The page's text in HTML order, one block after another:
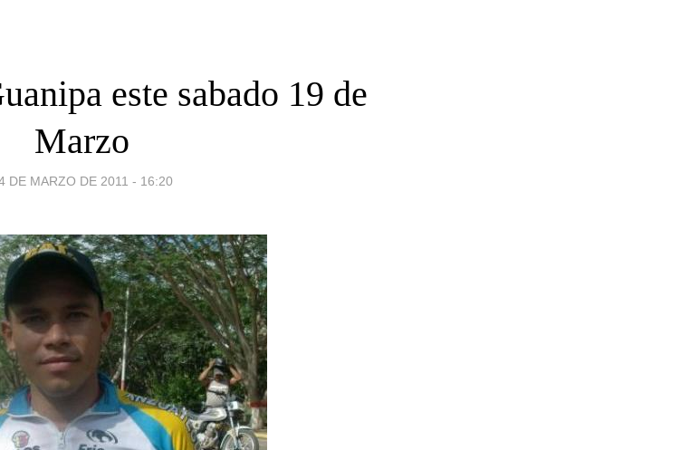
este sabado 19 de
Marzo
DE MARZO DE 2011 - 16:20